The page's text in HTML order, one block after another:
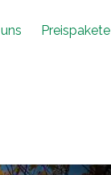
Preispakete